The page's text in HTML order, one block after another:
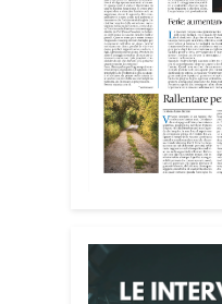
ambienti
dignità»,
Tra i
impegnati
casa di riposo
Il programma
temi della pace